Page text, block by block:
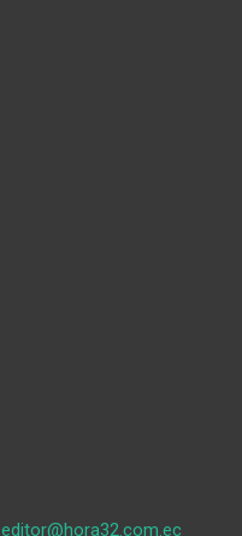
editor@hora32.com.ec